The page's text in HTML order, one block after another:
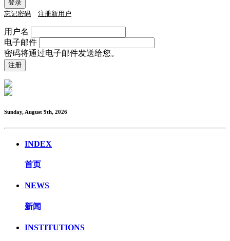
忘记密码 注册新用户
用户名
电子邮件
密码将通过电子邮件发送给您。
Sunday, August 9th, 2026
INDEX
首页
NEWS
新闻
INSTITUTIONS